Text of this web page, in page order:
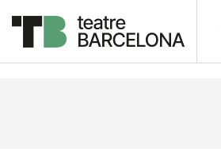
Descripción Ficha artística